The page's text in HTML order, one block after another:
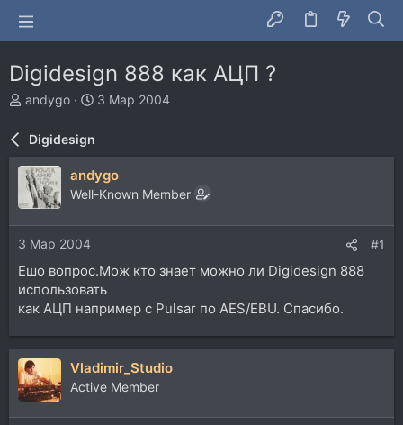
Digidesign 888 как АЦП ?
А
т
р
т
е
andygo
Д
а
ч
3 Мар 2004
Digidesign
andygo
Well-Known Member
3 Мар 2004 #1
Ешо вопрос.Мож кто знает можно ли Digidesign 888
использовать
как АЦП например с Pulsar по AES/EBU. Спасибо.
Vladimir_Studio
Active Member